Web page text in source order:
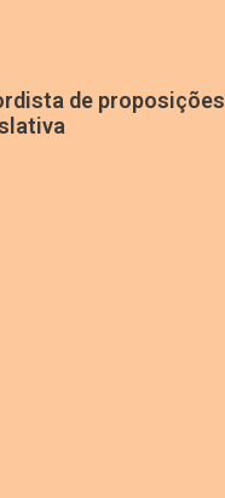
de proposições